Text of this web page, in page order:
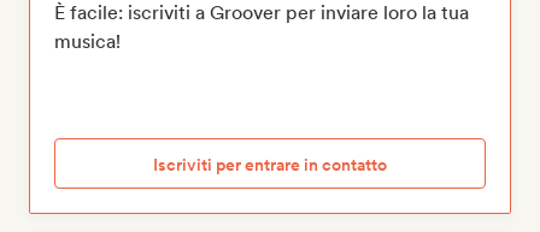
È facile: iscriviti a Groover per inviare loro la tua
musica!
Iscriviti per entrare in contatto